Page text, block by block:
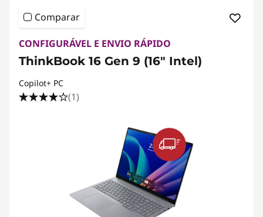
Comparar
CONFIGURÁVEL E ENVIO RÁPIDO
ThinkBook 16 Gen 9 (16" Intel)
Copilot+ PC
(1)